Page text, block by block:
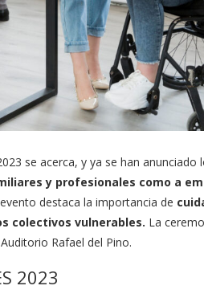
se acerca, y ya se han
y profesionales como a
destaca la importancia de
colectivos vulnerables. La
Rafael del Pino.
2023